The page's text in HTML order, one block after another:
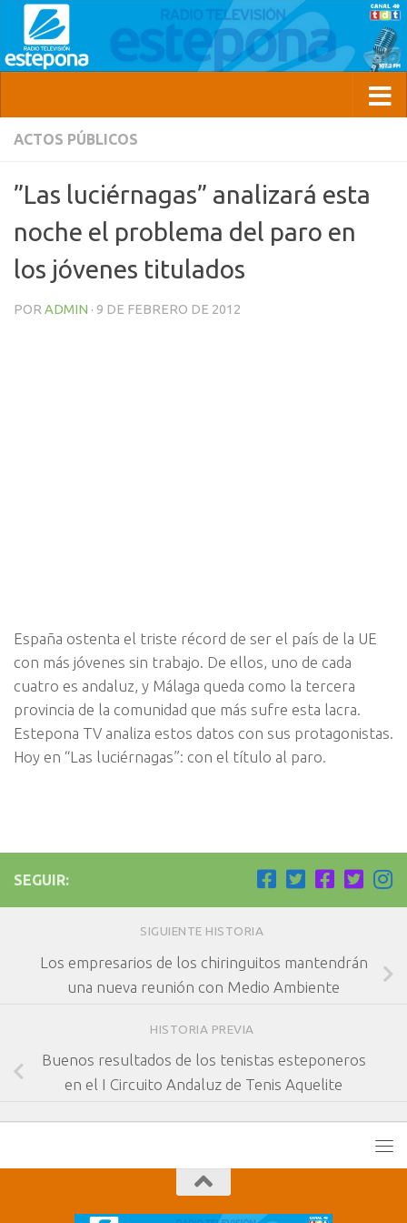
ACTOS PÚBLICOS
”Las luciérnagas” analizará esta
noche el problema del paro en
los jóvenes titulados
POR ADMIN · 9 DE FEBRERO DE 2012
España ostenta el triste récord de ser el país de la UE
con más jóvenes sin trabajo. De ellos, uno de cada
cuatro es andaluz, y Málaga queda como la tercera
provincia de la comunidad que más sufre esta lacra.
Estepona TV analiza estos datos con sus protagonistas.
Hoy en “Las luciérnagas”: con el título al paro.
SEGUIR:
SIGUIENTE HISTORIA
Los empresarios de los chiringuitos mantendrán
una nueva reunión con Medio Ambiente
HISTORIA PREVIA
Buenos resultados de los tenistas esteponeros
en el I Circuito Andaluz de Tenis Aquelite